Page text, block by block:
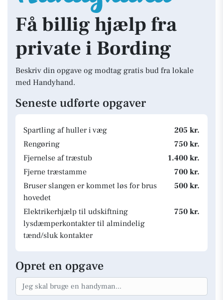
Få billig hjælp fra
private i Bording
Beskriv din opgave og modtag gratis bud fra lokale
med Handyhand.
Seneste udførte opgaver
Spartling af huller i væg
205 kr.
Rengøring
750 kr.
Fjernelse af træstub
1.400 kr.
Fjerne træstamme
700 kr.
Bruser slangen er kommet løs for brus
hovedet
500 kr.
Elektrikerhjælp til udskiftning
lysdæmperkontakter til almindelig
tænd/sluk kontakter
750 kr.
Opret en opgave